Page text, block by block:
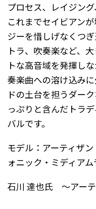
プロセス、レイジン
これまでセイビアン
ジーを惜しげなくつ
トラ、吹奏楽など、
トな高音域を発揮し
奏楽曲への溶け込み
ドの土台を担うダー
っぷりと含んだトラ
バルです。
モデル：アーティザ
ォニック・ミディア
石川 達也氏 ～アー